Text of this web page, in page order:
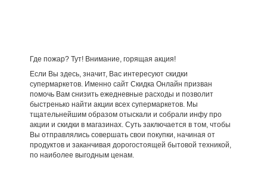
Где пожар? Тут! Внимание, горящая акция!
Если Вы здесь, значит, Вас интересуют скидки
супермаркетов. Именно сайт Скидка Онлайн призван
помочь Вам снизить ежедневные расходы и позволит
быстренько найти акции всех супермаркетов. Мы
тщательнейшим образом отыскали и собрали инфу про
акции и скидки в магазинах. Суть заключается в том, чтобы
Вы отправлялись совершать свои покупки, начиная от
продуктов и заканчивая дорогостоящей бытовой техникой,
по наиболее выгодным ценам.